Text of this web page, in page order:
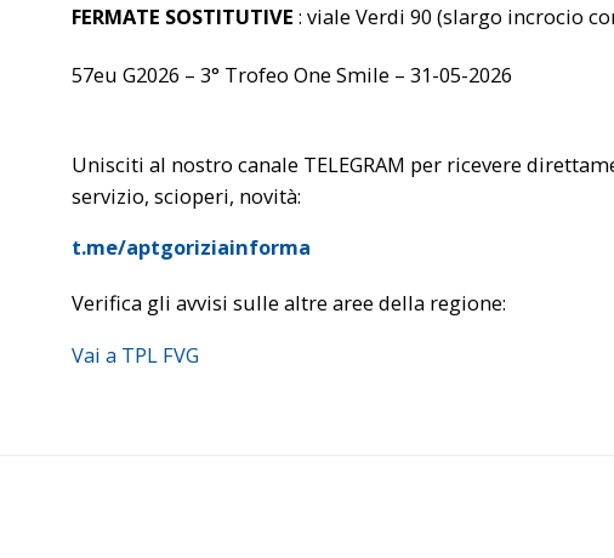
FERMATE SOSTITUTIVE : viale Verdi 90 (slargo incrocio
57eu G2026 – 3° Trofeo One Smile – 31-05-2026
Unisciti al nostro canale TELEGRAM per ricevere
servizio, scioperi, novità:
t.me/aptgoriziainforma
Verifica gli avvisi sulle altre aree della regione:
Vai a TPL FVG